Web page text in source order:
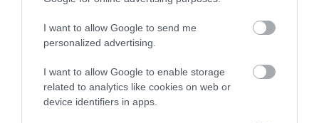
I want to allow Google to send me
personalized advertising.
I want to allow Google to enable storage
related to analytics like cookies on web or
device identifiers in apps.